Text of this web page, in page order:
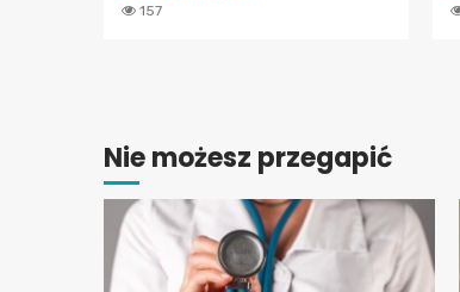
157
Nie możesz przegapić